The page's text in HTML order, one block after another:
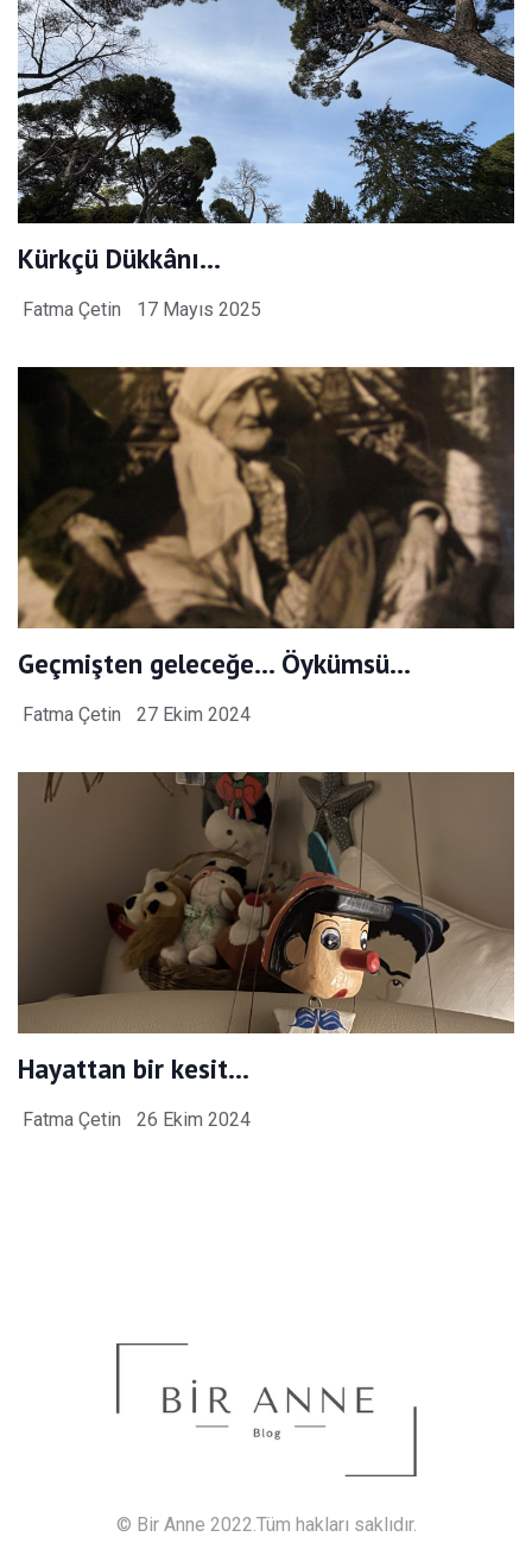
Kürkçü Dükkânı…
Fatma Çetin 17 Mayıs 2025
Geçmişten geleceğe… Öykümsü…
Fatma Çetin 27 Ekim 2024
Hayattan bir kesit…
Fatma Çetin 26 Ekim 2024
© Bir Anne 2022.Tüm hakları saklıdır.